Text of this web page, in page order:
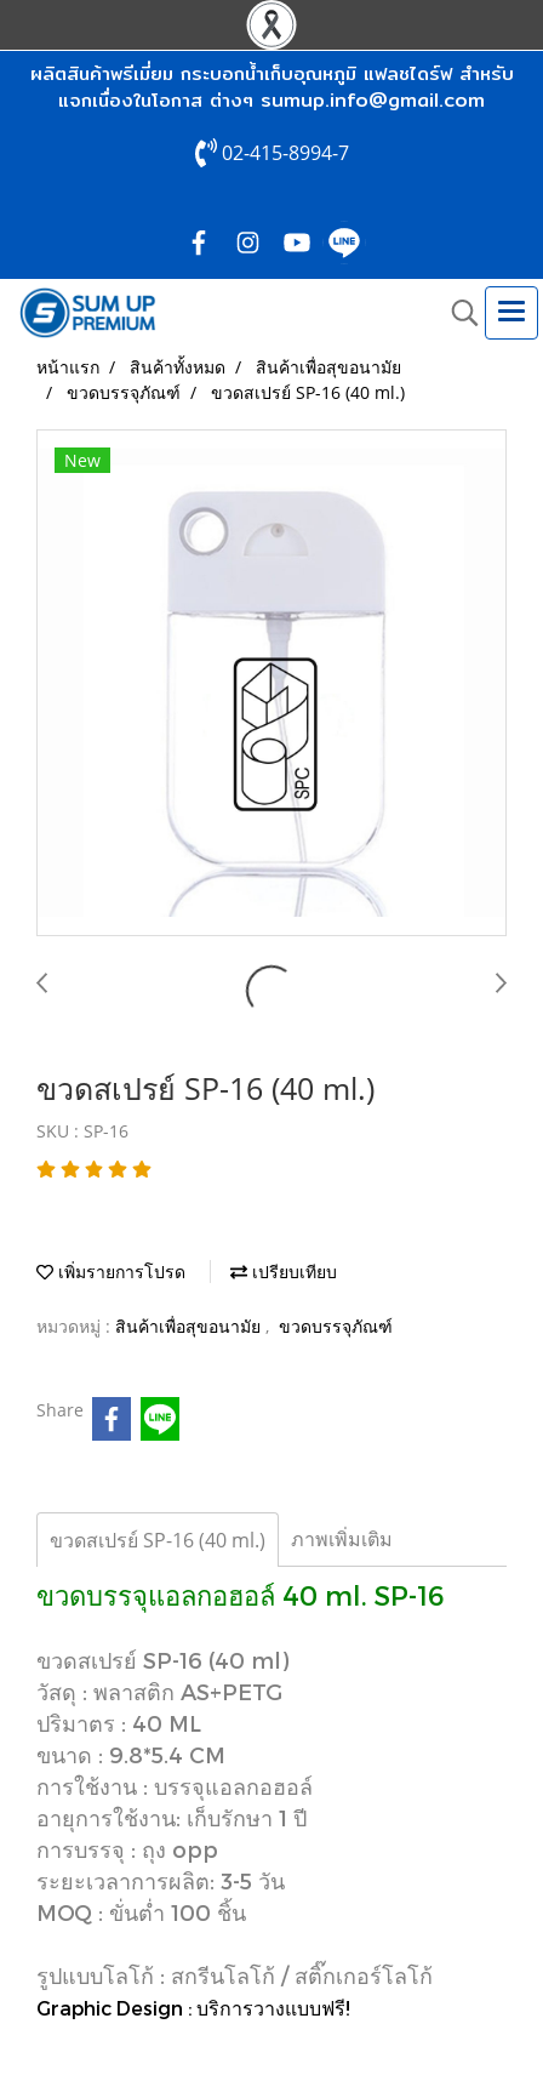
ผลิตสินค้าพรีเมี่ยม กระบอกน้ำเก็บอุณหภูมิ แฟลชไดร์ฟ สำหรับ
แจกเนื่องในโอกาส ต่างๆ sumup.info@gmail.com
02-415-8994-7
หน้าแรก สินค้าทั้งหมด
สินค้าเพื่อสุขอนามัย
ขวดบรรจุภัณฑ์
ขวดสเปรย์ SP-16 (40 ml.)
New
ขวดสเปรย์ SP-16 (40 ml.)
SKU : SP-16
เพิ่มรายการโปรด เปรียบเทียบ
หมวดหมู่ : สินค้าเพื่อสุขอนามัย , ขวดบรรจุภัณฑ์
Share
ขวดสเปรย์ SP-16 (40 ml.) ภาพเพิ่มเติม
ขวดบรรจุแอลกอฮอล์ 40 ml. SP-16
ขวดสเปรย์ SP-16 (40 ml)
วัสดุ : พลาสติก AS+PETG
ปริมาตร : 40 ML
ขนาด : 9.8*5.4 CM
การใช้งาน : บรรจุแอลกอฮอล์
อายุการใช้งาน: เก็บรักษา 1 ปี
การบรรจุ : ถุง opp
ระยะเวลาการผลิต: 3-5 วัน
MOQ : ขั่นต่ำ 100 ชิ้น
รูปแบบโลโก้ : สกรีนโลโก้ / สติ๊กเกอร์โลโก้
Graphic Design : บริการวางแบบฟรี!